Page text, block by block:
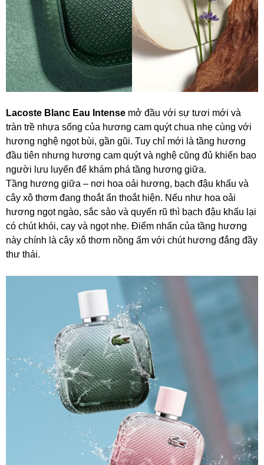
Lacoste Blanc Eau Intense mở đầu với sự tươi mới và
tràn trề nhựa sống của hương cam quýt chua nhẹ cùng với
hương nghệ ngọt bùi, gần gũi. Tuy chỉ mới là tầng hương
đầu tiên nhưng hương cam quýt và nghệ cũng đủ khiến bao
người lưu luyến để khám phá tầng hương giữa.
Tầng hương giữa – nơi hoa oải hương, bạch đậu khấu và
cây xô thơm đang thoắt ẩn thoắt hiện. Nếu như hoa oải
hương ngọt ngào, sắc sảo và quyến rũ thì bạch đậu khấu lại
có chút khói, cay và ngọt nhẹ. Điểm nhấn của tầng hương
này chính là cây xô thơm nồng ấm với chút hương đắng đầy
thư thái.